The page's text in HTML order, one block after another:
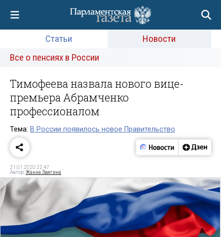
Статьи
Новости
Все о пенсиях в России
Тимофеева назвала нового вице-
премьера Абрамченко
профессионалом
Тема: В России появилось новое Правительство
21.01.2020 22:47
Автор:Жанна Звягина